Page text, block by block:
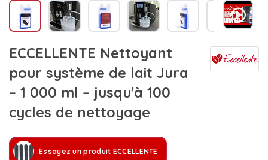
ECCELLENTE Nettoyant
pour système de lait Jura
– 1 000 ml – jusqu'à 100
cycles de nettoyage
Essayez un produit ECCELLENTE